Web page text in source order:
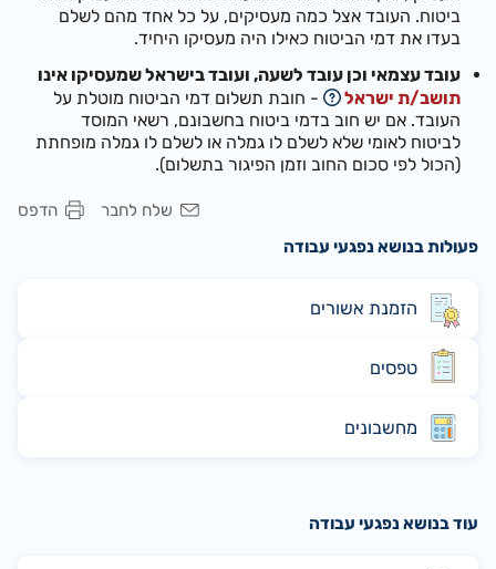
ביטוח. העובד אצל כמה מעסיקים, על כל אחד מהם לשלם
בעדו את דמי הביטוח כאילו היה מעסיקו היחיד.
עובד עצמאי וכן עובד לשעה, ועובד בישראל שמעסיקו אינו
תושב/ת ישראל
- חובת תשלום דמי הביטוח מוטלת על
העובד. אם יש חוב בדמי ביטוח בחשבונם, רשאי המוסד
לביטוח לאומי שלא לשלם לו גמלה או לשלם לו גמלה מופחתת
(הכול לפי סכום החוב וזמן הפיגור בתשלום).
הדפס
שלח לחבר
פעולות בנושא נפגעי עבודה
הזמנת אשורים
טפסים
מחשבונים
עוד בנושא נפגעי עבודה